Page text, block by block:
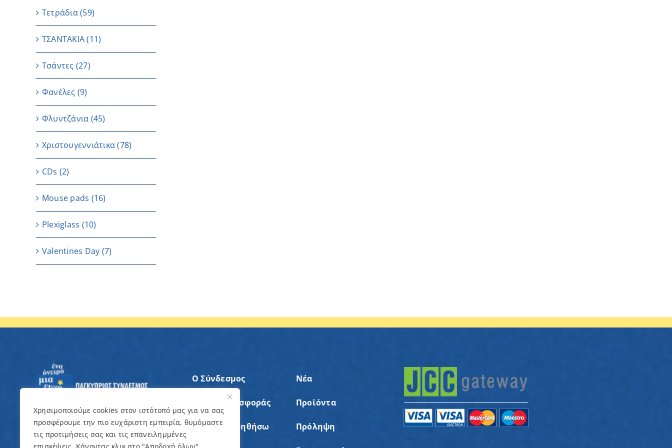
Χρησιμοποιούμε cookies στον ιστότοπό μας για να σας
προσφέρουμε την πιο ευχάριστη εμπειρία, θυμόμαστε
τις προτιμήσεις σας και τις επανειλημμένες
Τετράδια(59)
ΤΣΑΝΤΑΚΙΑ (11)
Τσάντες (27)
Φανέλες (9)
Φλυντζάνια (45)
Χριστουγεννιάτικα(78)
CDs (2)
Μouse pads (16)
Plexiglass (10)
Valentines Day (7)
Ο Σύνδεσμος
Άξονες Προσφοράς
Θέλω να Βοηθήσω
Νέα
Προϊόντα
Πρόληψη